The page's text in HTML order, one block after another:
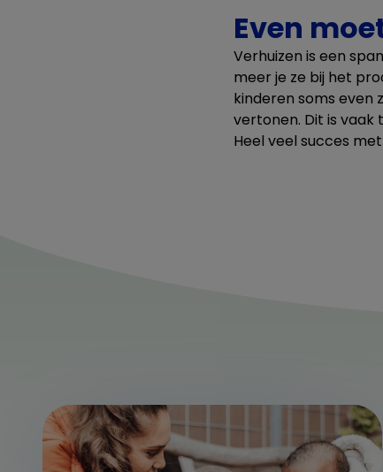
Even
Verhuizen is een
meer je ze bij het
kinderen soms even
vertonen. Dit is vaak
Heel veel succes